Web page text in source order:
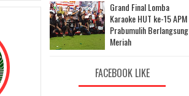
Grand Final Lomba
Karaoke HUT ke-15 APM
Prabumulih Berlangsung
Meriah
FACEBOOK LIKE